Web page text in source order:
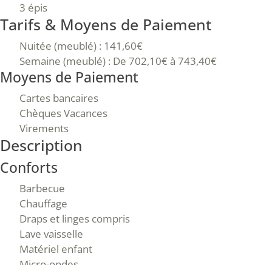
3 épis
Tarifs & Moyens de Paiement
Nuitée (meublé) : 141,60€
Semaine (meublé) : De 702,10€ à 743,40€
Moyens de Paiement
Cartes bancaires
Chèques Vacances
Virements
Description
Conforts
Barbecue
Chauffage
Draps et linges compris
Lave vaisselle
Matériel enfant